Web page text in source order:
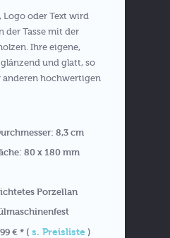
Logo oder Text wird
der Tasse mit der
Ihre eigene,
und glatt, so
anderen hochwertigen
8,3 cm
80 x 180 mm
Porzellan
€ * ( s. Preisliste )